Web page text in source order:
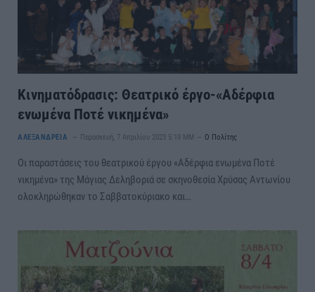
Κινηματόδρασις: Θεατρικό έργο-«Αδέρφια
ενωμένα Ποτέ νικημένα»
ΑΛΕΞΑΝΔΡΕΙΑ Παρασκευή, 7 Απριλίου 2023 5:19 ΜΜ Ο Πολίτης
Οι παραστάσεις του θεατρικού έργου «Αδέρφια ενωμένα Ποτέ
νικημένα» της Μάγιας Δεληβοριά σε σκηνοθεσία Χρύσας Αντωνίου
ολοκληρώθηκαν το Σαββατοκύριακο και…